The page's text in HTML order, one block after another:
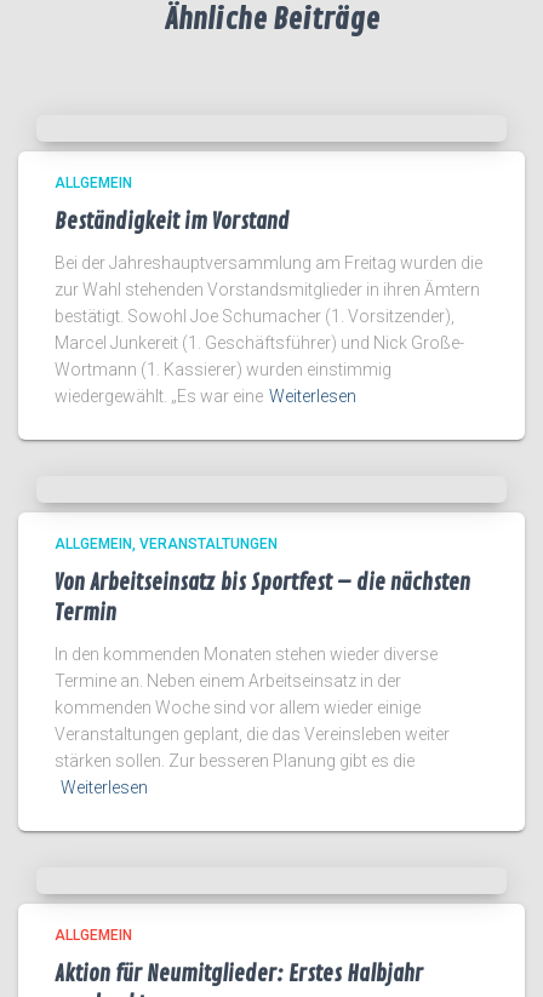
Ähnliche Beiträge
ALLGEMEIN
Beständigkeit im Vorstand
Bei der Jahreshauptversammlung am Freitag wurden die
zur Wahl stehenden Vorstandsmitglieder in ihren Ämtern
bestätigt. Sowohl Joe Schumacher (1. Vorsitzender),
Marcel Junkereit (1. Geschäftsführer) und Nick Große-
Wortmann (1. Kassierer) wurden einstimmig
wiedergewählt. „Es war eine Weiterlesen
ALLGEMEIN VERANSTALTUNGEN
Von Arbeitseinsatz bis Sportfest – die nächsten
Termin
In den kommenden Monaten stehen wieder diverse
Termine an. Neben einem Arbeitseinsatz in der
kommenden Woche sind vor allem wieder einige
Veranstaltungen geplant, die das Vereinsleben weiter
stärken sollen. Zur besseren Planung gibt es die
Weiterlesen
ALLGEMEIN
Aktion für Neumitglieder: Erstes Halbjahr